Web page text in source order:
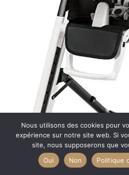
Nous utilisons des cookies pour
expérience sur notre site web. Si
site, nous supposerons que
Oui
Non Politique